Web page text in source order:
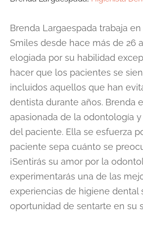
Brenda Largaespada trabaja
Smiles desde hace más de 26
elogiada por su habilidad
hacer que los pacientes se
incluidos aquellos que han
dentista durante años. Brenda
apasionada de la odontología
del paciente. Ella se esfuerza
paciente sepa cuánto se
¡Sentirás su amor por la
experimentarás una de las
experiencias de higiene dental
oportunidad de sentarte en su